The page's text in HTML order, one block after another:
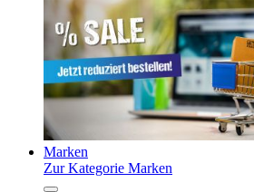
Marken
Zur Kategorie Marken